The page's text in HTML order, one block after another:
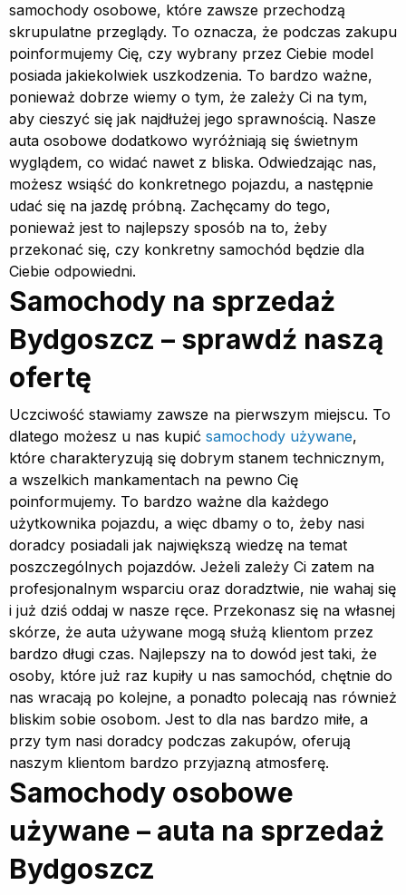
samochody osobowe, które zawsze przechodzą
skrupulatne przeglądy. To oznacza, że podczas zakupu
poinformujemy Cię, czy wybrany przez Ciebie model
posiada jakiekolwiek uszkodzenia. To bardzo ważne,
ponieważ dobrze wiemy o tym, że zależy Ci na tym,
aby cieszyć się jak najdłużej jego sprawnością. Nasze
auta osobowe dodatkowo wyróżniają się świetnym
wyglądem, co widać nawet z bliska. Odwiedzając nas,
możesz wsiąść do konkretnego pojazdu, a następnie
udać się na jazdę próbną. Zachęcamy do tego,
ponieważ jest to najlepszy sposób na to, żeby
przekonać się, czy konkretny samochód będzie dla
Ciebie odpowiedni.
Samochody na sprzedaż
Bydgoszcz – sprawdź naszą
ofertę
Uczciwość stawiamy zawsze na pierwszym miejscu. To
dlatego możesz u nas kupić samochody używane,
które charakteryzują się dobrym stanem technicznym,
a wszelkich mankamentach na pewno Cię
poinformujemy. To bardzo ważne dla każdego
użytkownika pojazdu, a więc dbamy o to, żeby nasi
doradcy posiadali jak największą wiedzę na temat
poszczególnych pojazdów. Jeżeli zależy Ci zatem na
profesjonalnym wsparciu oraz doradztwie, nie wahaj się
i już dziś oddaj w nasze ręce. Przekonasz się na własnej
skórze, że auta używane mogą służą klientom przez
bardzo długi czas. Najlepszy na to dowód jest taki, że
osoby, które już raz kupiły u nas samochód, chętnie do
nas wracają po kolejne, a ponadto polecają nas również
bliskim sobie osobom. Jest to dla nas bardzo miłe, a
przy tym nasi doradcy podczas zakupów, oferują
naszym klientom bardzo przyjazną atmosferę.
Samochody osobowe
używane – auta na sprzedaż
Bydgoszcz